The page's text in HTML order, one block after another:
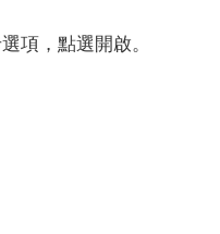
項，點選開啟。